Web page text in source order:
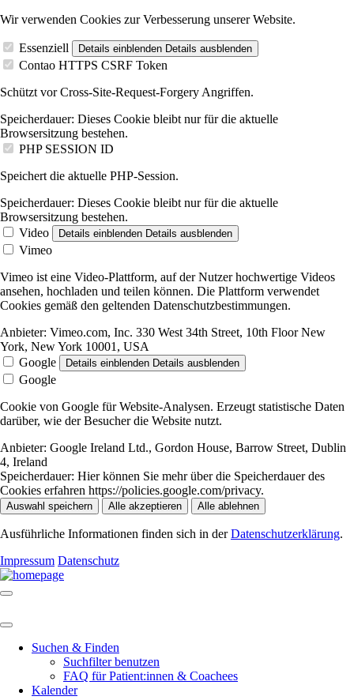
Wir verwenden Cookies zur Verbesserung unserer Website.
Essenziell Details einblenden Details ausblenden
Contao HTTPS CSRF Token
Schützt vor Cross-Site-Request-Forgery Angriffen.
Speicherdauer: Dieses Cookie bleibt nur für die aktuelle
Browsersitzung bestehen.
PHP SESSION ID
Speichert die aktuelle PHP-Session.
Speicherdauer: Dieses Cookie bleibt nur für die aktuelle
Browsersitzung bestehen.
Video
Details einblenden Details ausblenden
Vimeo
Vimeo ist eine Video-Plattform, auf der Nutzer hochwertige Videos
ansehen, hochladen und teilen können. Die Plattform verwendet
Cookies gemäß den geltenden Datenschutzbestimmungen.
Anbieter: Vimeo.com, Inc. 330 West 34th Street, 10th Floor New
York, New York 10001, USA
Google
Details einblenden Details ausblenden
Google
Cookie von Google für Website-Analysen. Erzeugt statistische Daten
darüber, wie der Besucher die Website nutzt.
Anbieter: Google Ireland Ltd., Gordon House, Barrow Street, Dublin
4, Ireland
Speicherdauer: Hier können Sie mehr über die Speicherdauer des
Cookies erfahren https://policies.google.com/privacy.
Auswahl speichern Alle akzeptieren Alle ablehnen
Ausführliche Informationen finden sich in derDatenschutzerklärung.
Impressum Datenschutz
Suchen & Finden
Suchfilter benutzen
FAQ für Patient:innen & Coachees
Kalender